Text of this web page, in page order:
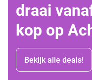
draai
kop op
Bekijk alle deals!